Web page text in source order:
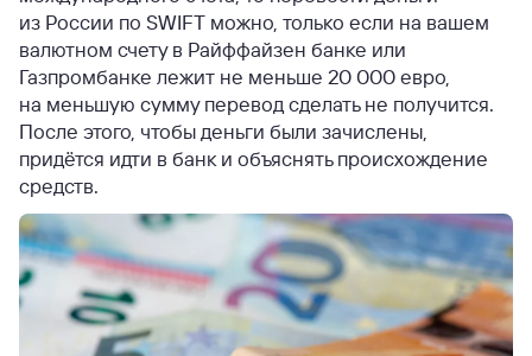
из России по SWIFT можно, только если на вашем
валютном счету в Райффайзен банке или
Газпромбанке лежит не меньше 20 000 евро,
на меньшую сумму перевод сделать не получится.
После этого, чтобы деньги были зачислены,
придётся идти в банк и объяснять происхождение
средств.